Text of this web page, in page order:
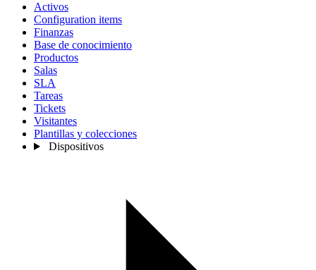
Activos
Configuration items
Finanzas
Base de conocimiento
Productos
Salas
SLA
Tareas
Tickets
Visitantes
Plantillas y colecciones
Dispositivos